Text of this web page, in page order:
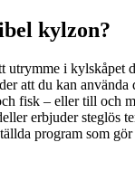
kylzon?
utrymme i kylskåpet
att du kan
fisk – eller till och
erbjuder steglös
program som